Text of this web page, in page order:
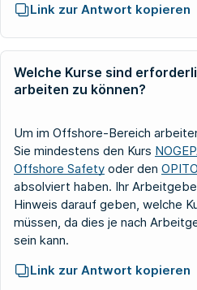
Link zur Antwort kopieren
Welche Kurse sind
arbeiten zu können?
Um im Offshore-Bereich
Sie mindestens den Kurs
Offshore Safety oder den
absolviert haben. Ihr
Hinweis darauf geben, welche
müssen, da dies je nach
sein kann.
Link zur Antwort kopieren